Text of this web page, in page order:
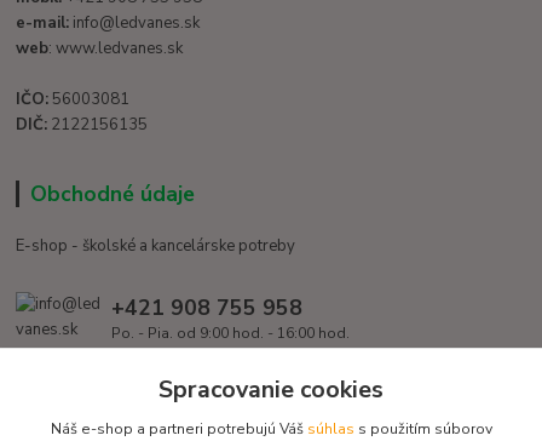
e-mail: info@ledvanes.sk
web: www.ledvanes.sk
IČO: 56003081
DIČ: 2122156135
Obchodné údaje
E-shop - školské a kancelárske potreby
+421 908 755 958
Po. - Pia. od 9:00 hod. - 16:00 hod.
info@ledvanes.skSpracovanie cookies
Náš e-shop a partneri potrebujú Váš súhlas s použitím súborov